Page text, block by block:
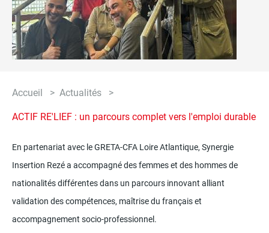
NOS AGENCES
CONTACT
Accueil Actualités
ACTIF RE'LIEF : un parcours complet vers l'emploi durable
En partenariat avec le GRETA-CFA Loire Atlantique, Synergie
Insertion Rezé a accompagné des femmes et des hommes de
nationalités différentes dans un parcours innovant alliant
validation des compétences, maîtrise du français et
accompagnement socio-professionnel.